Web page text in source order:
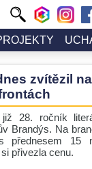
zvítězil na
28. ročník
Brandýs. Na
přednesem 15
přivezla cenu.